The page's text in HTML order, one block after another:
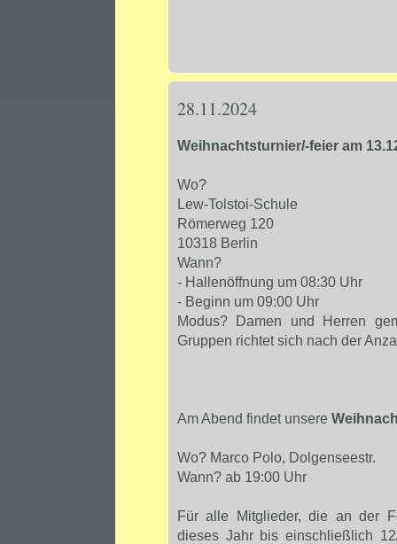
28.11.2024
Weihnachtsturnier/-feier am
Wo?
Lew-Tolstoi-Schule
Römerweg 120
10318 Berlin
Wann?
- Hallenöffnung um 08:30 Uhr
- Beginn um 09:00 Uhr
Modus? Damen und Herren
Gruppen richtet sich nach der
Am Abend findet unsere
Wo? Marco Polo, Dolgenseestr.
Wann? ab 19:00 Uhr
Für alle Mitglieder, die an der
dieses Jahr bis einschließlich